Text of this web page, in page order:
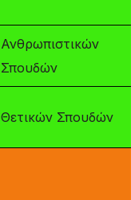
Ανθρωπιστικών
Σπουδών
Θετικών Σπουδών